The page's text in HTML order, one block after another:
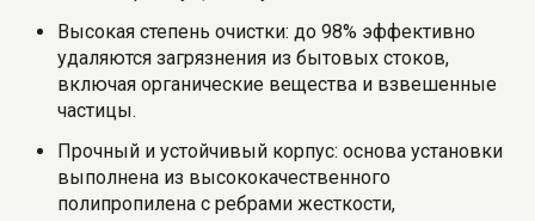
Высокая степень очистки: до 98% эффективно
удаляются загрязнения из бытовых стоков,
включая органические вещества и взвешенные
частицы.
Прочный и устойчивый корпус: основа установки
выполнена из высококачественного
полипропилена с ребрами жесткости,